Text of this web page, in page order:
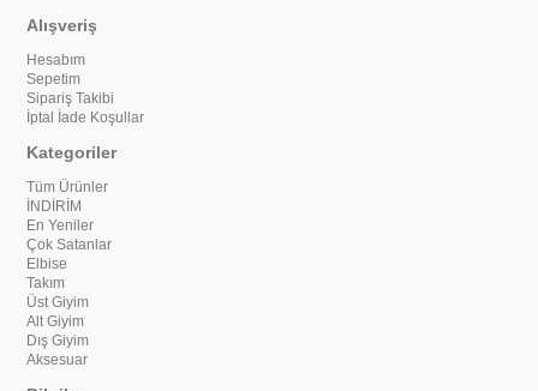
Alışveriş
Hesabım
Sepetim
Sipariş Takibi
İptal İade Koşullar
Kategoriler
Tüm Ürünler
İNDİRİM
En Yeniler
Çok Satanlar
Elbise
Takım
Üst Giyim
Alt Giyim
Dış Giyim
Aksesuar